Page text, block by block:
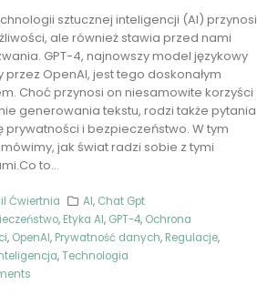
sztucznej inteligencji (AI) przynosi
ale również stawia przed nami
GPT-4, najnowszy model językowy
przez OpenAI, jest tego doskonałym
Choć przynosi on niesamowite korzyści
generowania tekstu, rodzi także pytania
prywatności i bezpieczeństwo. W tym
jak świat radzi sobie z tymi
to...
Ćwiertnia AI, Chat Gpt
, Etyka AI, GPT-4, Ochrona
, OpenAI, Prywatność danych, Regulacje,
,Technologia